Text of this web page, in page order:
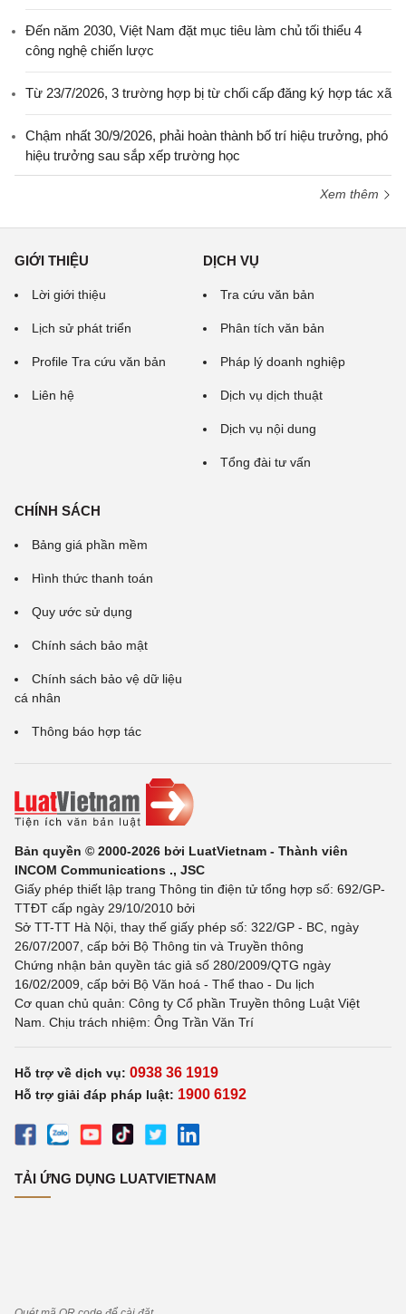
Đến năm 2030, Việt Nam đặt mục tiêu làm chủ tối thiểu 4
công nghệ chiến lược
Từ 23/7/2026, 3 trường hợp bị từ chối cấp đăng ký hợp tác xã
Chậm nhất 30/9/2026, phải hoàn thành bố trí hiệu trưởng, phó
hiệu trưởng sau sắp xếp trường học
Xem thêm
GIỚI THIỆU
Lời giới thiệu
Lịch sử phát triển
Profile Tra cứu văn bản
Liên hệ
DỊCH VỤ
Tra cứu văn bản
Phân tích văn bản
Pháp lý doanh nghiệp
Dịch vụ dịch thuật
Dịch vụ nội dung
Tổng đài tư vấn
CHÍNH SÁCH
Bảng giá phần mềm
Hình thức thanh toán
Quy ước sử dụng
Chính sách bảo mật
Chính sách bảo vệ dữ liệu
cá nhân
Thông báo hợp tác
Bản quyền © 2000-2026 bởi LuatVietnam - Thành viên
INCOM Communications ., JSC
Giấy phép thiết lập trang Thông tin điện tử tổng hợp số: 692/GP-
TTĐT cấp ngày 29/10/2010 bởi
Sở TT-TT Hà Nội, thay thế giấy phép số: 322/GP - BC, ngày
26/07/2007, cấp bởi Bộ Thông tin và Truyền thông
Chứng nhận bản quyền tác giả số 280/2009/QTG ngày
16/02/2009, cấp bởi Bộ Văn hoá - Thể thao - Du lịch
Cơ quan chủ quản: Công ty Cổ phần Truyền thông Luật Việt
Nam. Chịu trách nhiệm: Ông Trần Văn Trí
Hỗ trợ về dịch vụ: 0938 36 1919
Hỗ trợ giải đáp pháp luật: 1900 6192
TẢI ỨNG DỤNG LUATVIETNAM